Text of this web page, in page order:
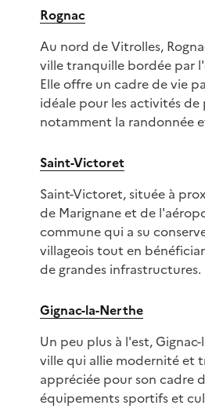
Rognac
Au nord de Vitrolles,
ville tranquille bordée par
Elle offre un cadre de vie
idéale pour les activités de
notamment la randonnée
Saint-Victoret
Saint-Victoret, située à
de Marignane et de
commune qui a su
villageois tout en
de grandes infrastructures.
Gignac-la-Nerthe
Un peu plus à l'est,
ville qui allie modernité et
appréciée pour son cadre
équipements sportifs et